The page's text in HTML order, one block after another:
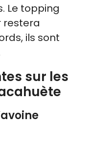
Le topping
restera
ils sont
sur les